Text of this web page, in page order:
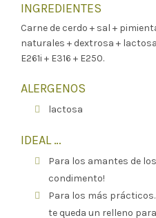
INGREDIENTES
Carne de cerdo + sal +
naturales + dextrosa +
E261i + E316 + E250.
ALERGENOS
lactosa
IDEAL …
Para los amantes de
condimento!
Para los más
te queda un relleno